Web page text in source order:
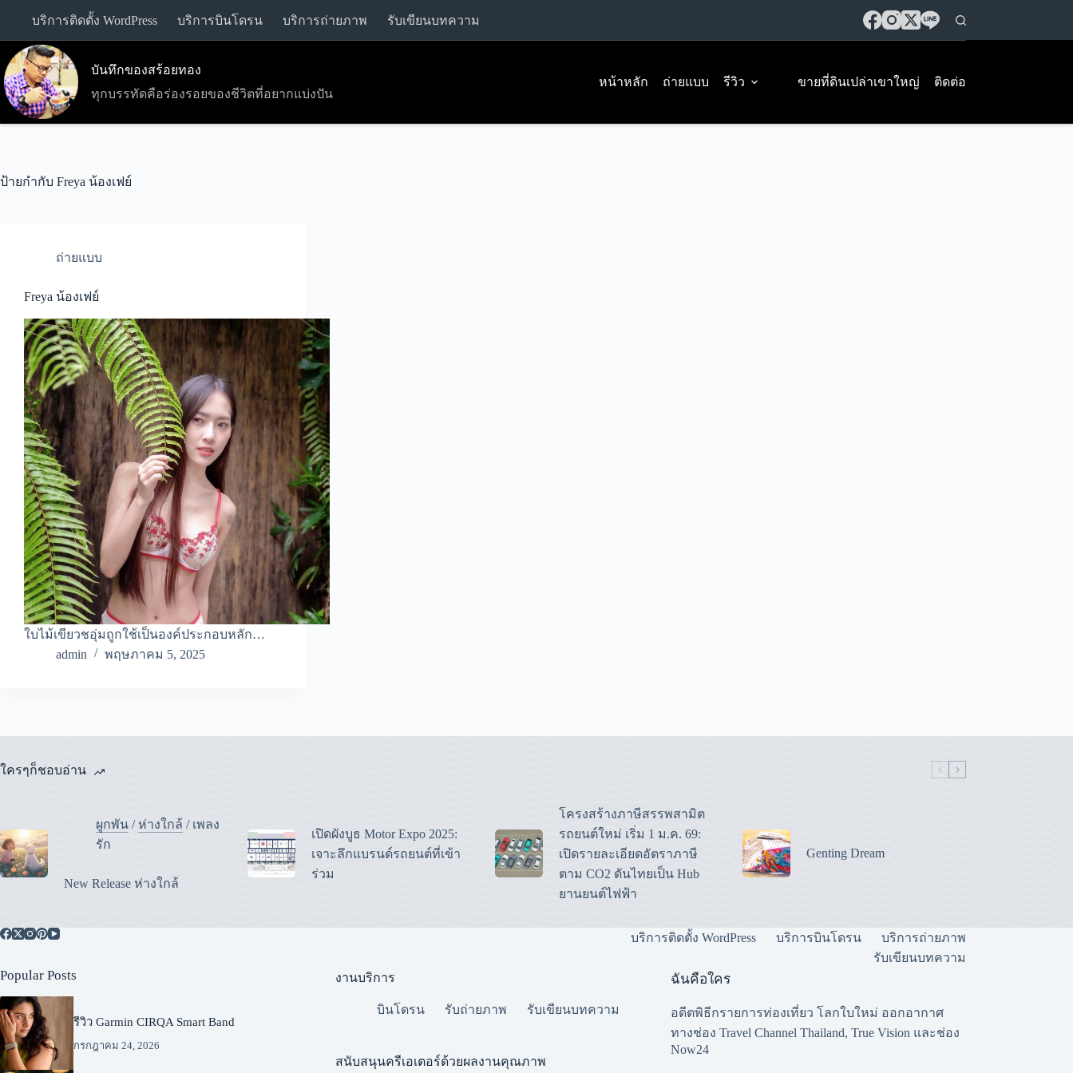
บริการติดตั้ง WordPress บริการบินโดรน บริการถ่ายภาพ รับเขียนบทความ
บันทึกของสร้อยทอง
ทุกบรรทัดคือร่องรอยของชีวิตที่อยากแบ่งปัน
หน้าหลัก ถ่ายแบบ รีวิว ขายที่ดินเปล่าเขาใหญ่ ติดต่อ
ป้ายกำกับ Freya น้องเฟย์
ถ่ายแบบ
Freya น้องเฟย์
ใบไม้เขียวชอุ่มถูกใช้เป็นองค์ประกอบหลัก…
admin
พฤษภาคม 5, 2025
ใครๆก็ชอบอ่าน
ผูกพัน /ห่างใกล้ / เพลง
รัก
New Release ห่างใกล้
เปิดผังบูธ Motor Expo 2025:
เจาะลึกแบรนด์รถยนต์ที่เข้า
ร่วม
โครงสร้างภาษีสรรพสามิต
รถยนต์ใหม่ เริ่ม 1 ม.ค. 69:
เปิดรายละเอียดอัตราภาษี
ตาม CO2 ดันไทยเป็น Hub
ยานยนต์ไฟฟ้า
Genting Dream
บริการติดตั้ง WordPress บริการบินโดรน
บริการถ่ายภาพ
รับเขียนบทความ
Popular Posts
รีวิว Garmin CIRQA Smart Band
กรกฎาคม 24, 2026
งานบริการ
บินโดรน รับถ่ายภาพ รับเขียนบทความ
สนับสนุนครีเอเตอร์ด้วยผลงานคุณภาพ
ฉันคือใคร
อดีตพิธีกรายการท่องเที่ยว โลกใบใหม่ ออกอากาศ
ทางช่อง Travel Channel Thailand, True Vision และช่อง
Now24